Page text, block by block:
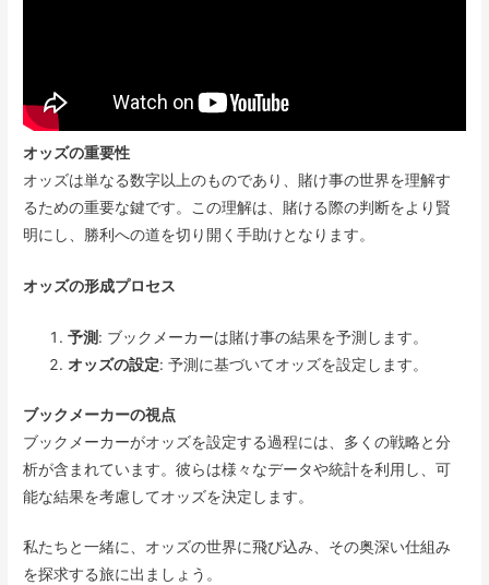
オッズの重要性
オッズは単なる数字以上のものであり、賭け事の世界を理解す
るための重要な鍵です。この理解は、賭ける際の判断をより賢
明にし、勝利への道を切り開く手助けとなります。
オッズの形成プロセス
予測: ブックメーカーは賭け事の結果を予測します。
オッズの設定: 予測に基づいてオッズを設定します。
ブックメーカーの視点
ブックメーカーがオッズを設定する過程には、多くの戦略と分
析が含まれています。彼らは様々なデータや統計を利用し、可
能な結果を考慮してオッズを決定します。
私たちと一緒に、オッズの世界に飛び込み、その奥深い仕組み
を探求する旅に出ましょう。